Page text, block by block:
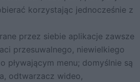
korzystając jednocześnie z
przez siebie aplikacje zawsze
przesuwalnego, niewielkiego
pływającym menu; domyślnie są
odtwarzacz wideo,